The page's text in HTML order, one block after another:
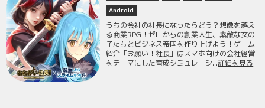
Android
うちの会社の社長になったらどう？想像を越え
る商業RPG！ゼロからの創業人生、素敵な女の
子たちとビジネス帝国を作り上げよう！ゲーム
紹介「お願い！社長」はスマホ向けの会社経営
をテーマにした育成シミュレーシ...詳細を見る